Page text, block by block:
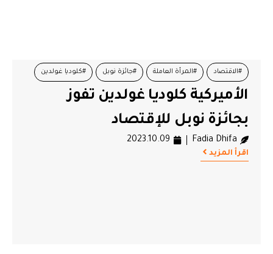
#الاقتصاد #المرأة العاملة #جائزة نوبل #كلوديا غولدين
الأميركية كلوديا غولدين تفوز
بجائزة نوبل للإقتصاد
Fadia Dhifa
2023.10.09
اقرأ المزيد